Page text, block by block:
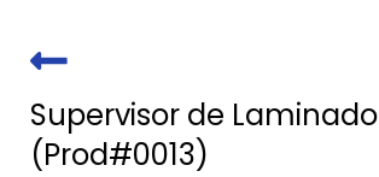
Supervisor de Laminado
(Prod#0013)